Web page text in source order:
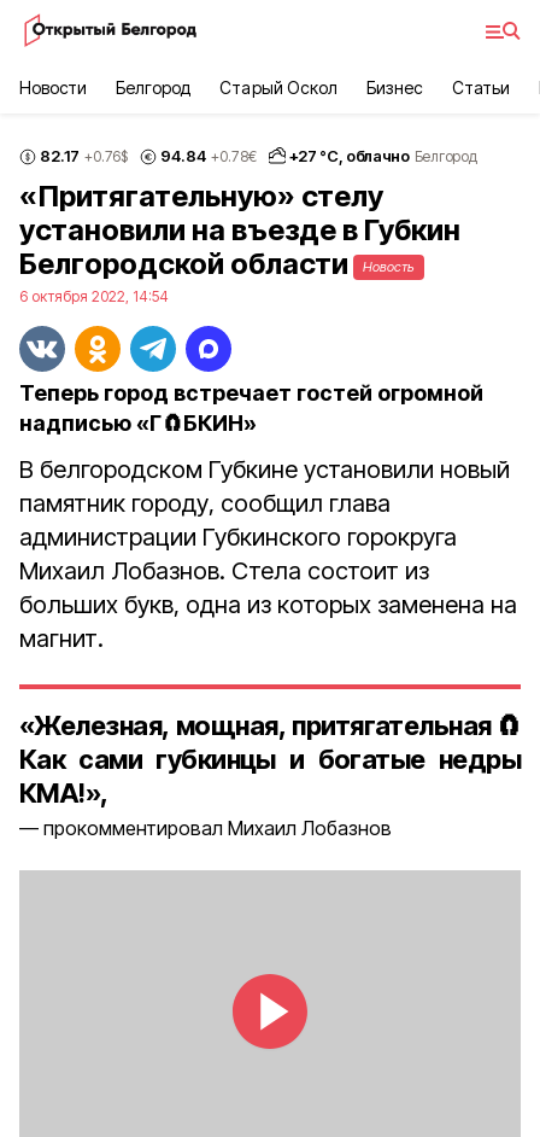
Новости Белгород Старый Оскол Бизнес Статьи
82.17 +0.76$ 94.84 +0.78€ +27 °С, облачно Белгород
«Притягательную» стелу
установили на въезде в Губкин
Белгородской области
Новость
6 октября 2022, 14:54
Теперь город встречает гостей огромной
надписью «Г🧲БКИН»
В белгородском Губкине установили новый
памятник городу, сообщил глава
администрации Губкинского горокруга
Михаил Лобазнов. Стела состоит из
больших букв, одна из которых заменена на
магнит.
«Железная, мощная, притягательная🧲
Как сами губкинцы и богатые недры
КМА!»,
прокомментировал Михаил Лобазнов